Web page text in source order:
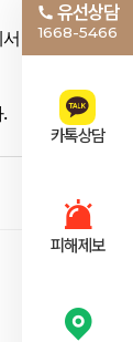
연락을
유선상담
1668-5466
카톡상담
피해제보